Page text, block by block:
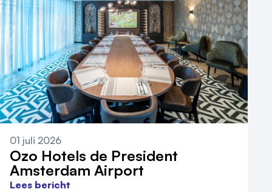
01 juli 2026
Ozo Hotels de President
Amsterdam Airport
Lees bericht